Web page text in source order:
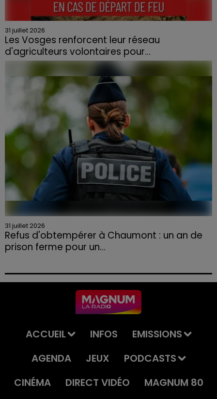
31 juillet 2026
Les Vosges renforcent leur réseau
d'agriculteurs volontaires pour...
Face à la sécheresse et aux risques de départs de feu,
la Chambre d'agriculture des Vosges a lancé un appel
aux agriculteurs volontaires pour venir en aide...
31 juillet 2026
Refus d'obtempérer à Chaumont : un an de
prison ferme pour un...
permis et la confiscation de son véhicule.
ACCUEIL INFOS
EMISSIONS
AGENDA
JEUX
PODCASTS
CINÉMA
DIRECT VIDÉO MAGNUM 80